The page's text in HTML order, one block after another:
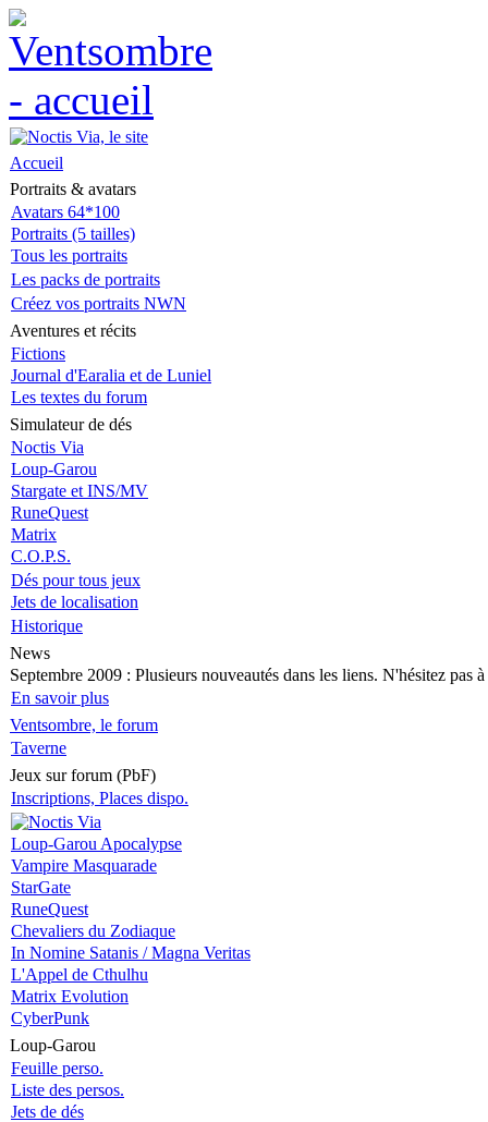
Accueil
Portraits & avatars
Avatars 64*100
Portraits (5 tailles)
Tous les portraits
Les packs de portraits
Créez vos portraits NWN
Aventures et récits
Fictions
Journal d'Earalia et de Luniel
Les textes du forum
Simulateur de dés
Noctis Via
Loup-Garou
Stargate et INS/MV
RuneQuest
Matrix
C.O.P.S.
Dés pour tous jeux
Jets de localisation
Historique
News
Septembre 2009 : Plusieurs nouveautés dans les liens. N'hésitez pas
En savoir plus
Ventsombre, le forum
Taverne
Jeux sur forum (PbF)
Inscriptions, Places dispo.
Loup-Garou Apocalypse
Vampire Masquarade
StarGate
RuneQuest
Chevaliers du Zodiaque
In Nomine Satanis / Magna Veritas
L'Appel de Cthulhu
Matrix Evolution
CyberPunk
Loup-Garou
Feuille perso.
Liste des persos.
Jets de dés